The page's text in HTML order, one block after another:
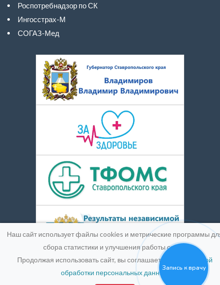
Роспотребнадзор по СК
Ингосстрах-М
СОГАЗ-Мед
Medpic LLC.Лицензия:ЛО-26-01-004900 от
Наш сайт использует файлы cookies и метрические программы
сбора статистики и улучшения работы сайта.
Продолжая использовать сайт, вы соглашаетесь с
Политикой
обработки персональных данных.
Запись к врачу